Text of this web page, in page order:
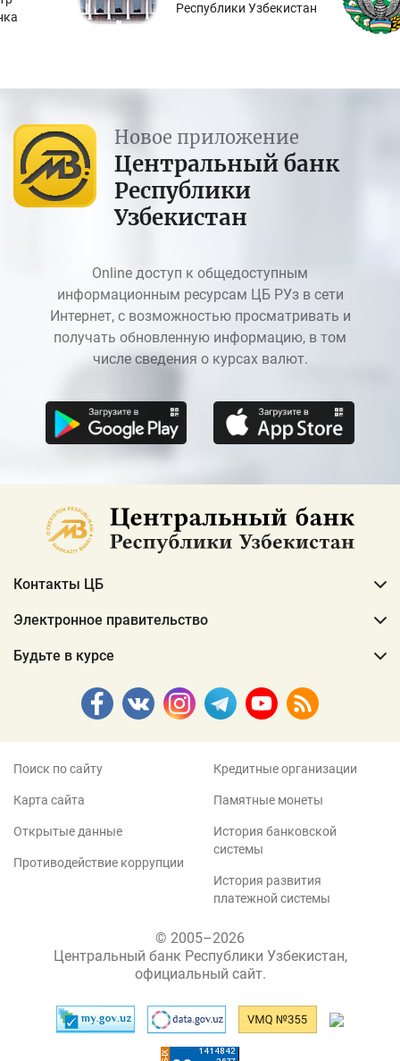
Республики Узбекистан
Новое приложение
Центральный банк
Республики
Узбекистан
Online доступ к общедоступным
информационным ресурсам ЦБ РУз в сети
Интернет, с возможностью просматривать и
получать обновленную информацию, в том
числе сведения о курсах валют.
Контакты ЦБ
Электронное правительство
Будьте в курсе
Поиск по сайту
Карта сайта
Открытые данные
Противодействие коррупции
Кредитные организации
Памятные монеты
История банковской
системы
История развития
платежной системы
© 2005–2026
Центральный банк Республики Узбекистан,
официальный сайт.